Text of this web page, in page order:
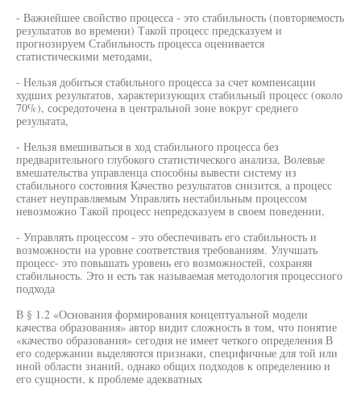
- Важнейшее свойство процесса - это стабильность (повторяемость
результатов во времени) Такой процесс предсказуем и
прогнозируем Стабильность процесса оценивается
статистическими методами,
- Нельзя добиться стабильного процесса за счет компенсации
худших результатов, характеризующих стабильный процесс (около
70%), сосредоточена в центральной зоне вокруг среднего
результата,
- Нельзя вмешиваться в ход стабильного процесса без
предварительного глубокого статистического анализа, Волевые
вмешательства управленца способны вывести систему из
стабильного состояния Качество результатов снизится, а процесс
станет неуправляемым Управлять нестабильным процессом
невозможно Такой процесс непредсказуем в своем поведении,
- Управлять процессом - это обеспечивать его стабильность и
возможности на уровне соответствия требованиям. Улучшать
процесс- это повышать уровень его возможностей, сохраняя
стабильность. Это и есть так называемая методология процессного
подхода
В § 1.2 «Основания формирования концептуальной модели
качества образования» автор видит сложность в том, что понятие
«качество образования» сегодня не имеет четкого определения В
его содержании выделяются признаки, специфичные для той или
иной области знаний, однако общих подходов к определению и
его сущности, к проблеме адекватных